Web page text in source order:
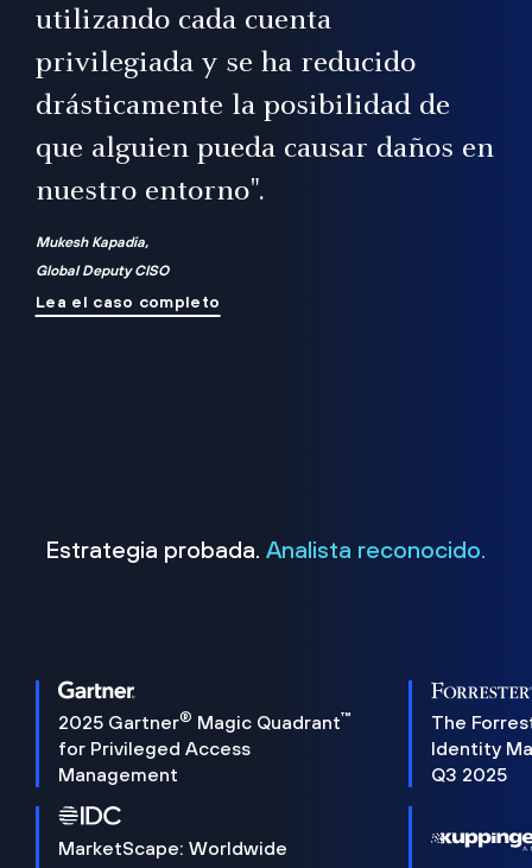
utilizando cada cuenta
privilegiada y se ha reducido
drásticamente la posibilidad de
que alguien pueda causar daños en
nuestro entorno".
Mukesh Kapadia,
Global Deputy CISO
Lea el caso completo
Estrategia probada. Analista reconocido.
2025 Gartner® Magic Quadrant™
for Privileged Access
Management
The
Identity
Q3 2025
MarketScape: Worldwide